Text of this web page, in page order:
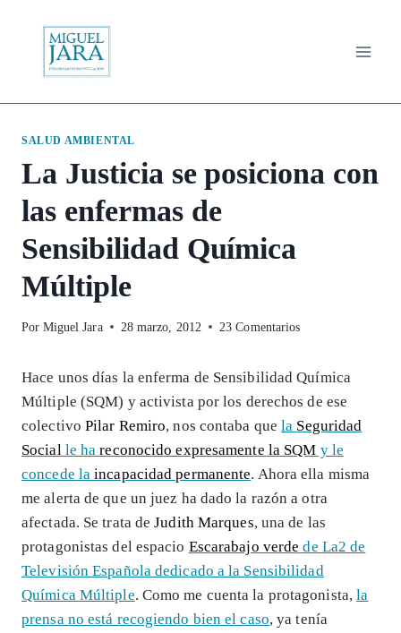
contenido
SALUD AMBIENTAL
La Justicia se posiciona con
las enfermas de
Sensibilidad Química
Múltiple
Por Miguel Jara 28 marzo, 2012 23 Comentarios
Hace unos días la enferma de Sensibilidad Química
Múltiple (SQM) y activista por los derechos de ese
colectivoPilar Remiro, nos contaba quela Seguridad
Social le hareconocido expresamente la SQM y le
concede laincapacidad permanente. Ahora ella misma
me alerta de que un juez ha dado la razón a otra
afectada. Se trata deJudith Marques, una de las
protagonistas del espacio Escarabajo verde de La2 de
Televisión Española dedicado a la Sensibilidad
Química Múltiple. Como me cuenta la protagonista,la
prensa no está recogiendo bien el caso, ya tenía